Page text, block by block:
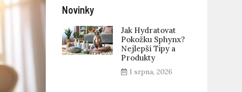
Novinky
Jak Hydratovat
Pokožku Sphynx?
Nejlepší Tipy a
Produkty
1 srpna, 2026